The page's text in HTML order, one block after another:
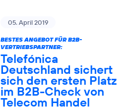
05. April 2019
BESTES ANGEBOT FÜR B2B-
VERTRIEBSPARTNER:
Telefónica
Deutschland sichert
sich den ersten Platz
im B2B-Check von
Telecom Handel